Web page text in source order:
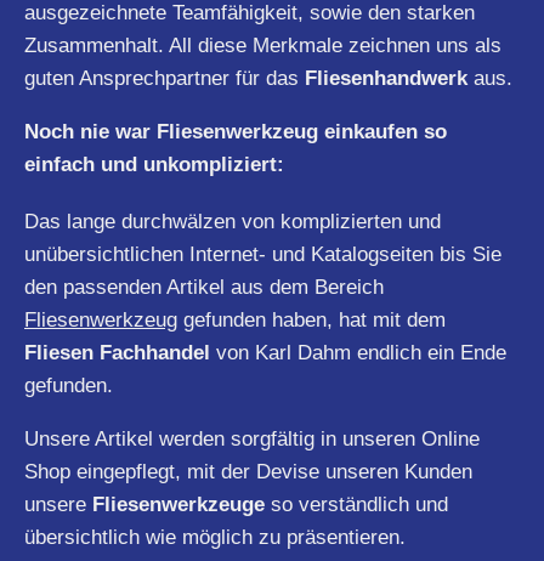
ausgezeichnete Teamfähigkeit, sowie den starken
Zusammenhalt. All diese Merkmale zeichnen uns als
guten Ansprechpartner für das Fliesenhandwerkaus.
Noch nie war Fliesenwerkzeug einkaufen so
einfach und unkompliziert:
Das lange durchwälzen von komplizierten und
unübersichtlichen Internet- und Katalogseiten bis Sie
den passenden Artikel aus dem Bereich
Fliesenwerkzeug gefunden haben, hat mit dem
Fliesen Fachhandel von Karl Dahm endlich ein Ende
gefunden.
Unsere Artikel werden sorgfältig in unseren Online
Shop eingepflegt, mit der Devise unseren Kunden
unsere Fliesenwerkzeuge so verständlich und
übersichtlich wie möglich zu präsentieren.